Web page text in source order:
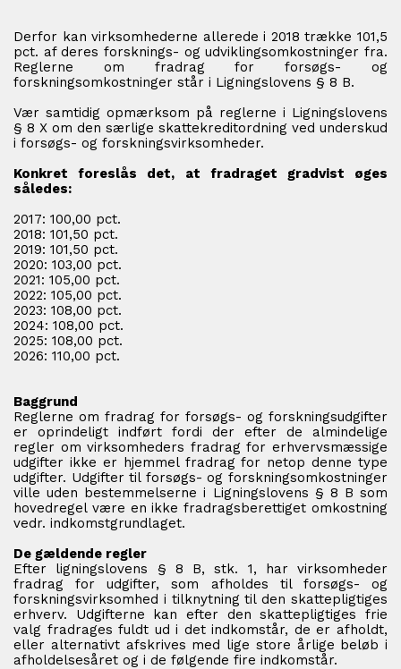
Derfor kan virksomhederne allerede i 2018 trække 101,5
pct. af deres forsknings- og udviklingsomkostninger fra.
Reglerne om fradrag for forsøgs- og
forskningsomkostninger står i Ligningslovens § 8 B.
Vær samtidig opmærksom på reglerne i Ligningslovens
§ 8 X om den særlige skattekreditordning ved underskud
i forsøgs- og forskningsvirksomheder.
Konkret foreslås det, at fradraget gradvist øges
således:
2017: 100,00 pct.
2018: 101,50 pct.
2019: 101,50 pct.
2020: 103,00 pct.
2021: 105,00 pct.
2022: 105,00 pct.
2023: 108,00 pct.
2024: 108,00 pct.
2025: 108,00 pct.
2026: 110,00 pct.
Baggrund
Reglerne om fradrag for forsøgs- og forskningsudgifter
er oprindeligt indført fordi der efter de almindelige
regler om virksomheders fradrag for erhvervsmæssige
udgifter ikke er hjemmel fradrag for netop denne type
udgifter. Udgifter til forsøgs- og forskningsomkostninger
ville uden bestemmelserne i Ligningslovens § 8 B som
hovedregel være en ikke fradragsberettiget omkostning
vedr. indkomstgrundlaget.
De gældende regler
Efter ligningslovens § 8 B, stk. 1, har virksomheder
fradrag for udgifter, som afholdes til forsøgs- og
forskningsvirksomhed i tilknytning til den skattepligtiges
erhverv. Udgifterne kan efter den skattepligtiges frie
valg fradrages fuldt ud i det indkomstår, de er afholdt,
eller alternativt afskrives med lige store årlige beløb i
afholdelsesåret og i de følgende fire indkomstår.